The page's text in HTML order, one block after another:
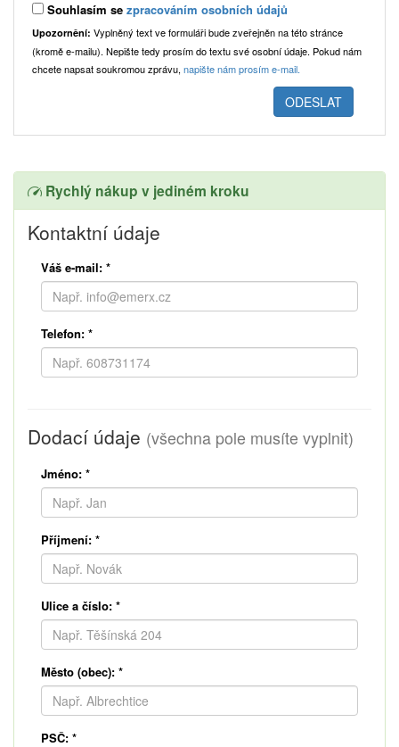
Souhlasím se zpracováním osobních údajů
Upozornění: Vyplněný text ve formuláři bude zveřejněn na této stránce
(kromě e-mailu). Nepište tedy prosím do textu své osobní údaje. Pokud nám
chcete napsat soukromou zprávu, napište nám prosím e-mail.
Rychlý nákup v jediném kroku
Kontaktní údaje
Váš e-mail: *
Telefon: *
Dodací údaje (všechna pole musíte vyplnit)
Jméno: *
Příjmení: *
Ulice a číslo: *
Město (obec): *
PSČ: *